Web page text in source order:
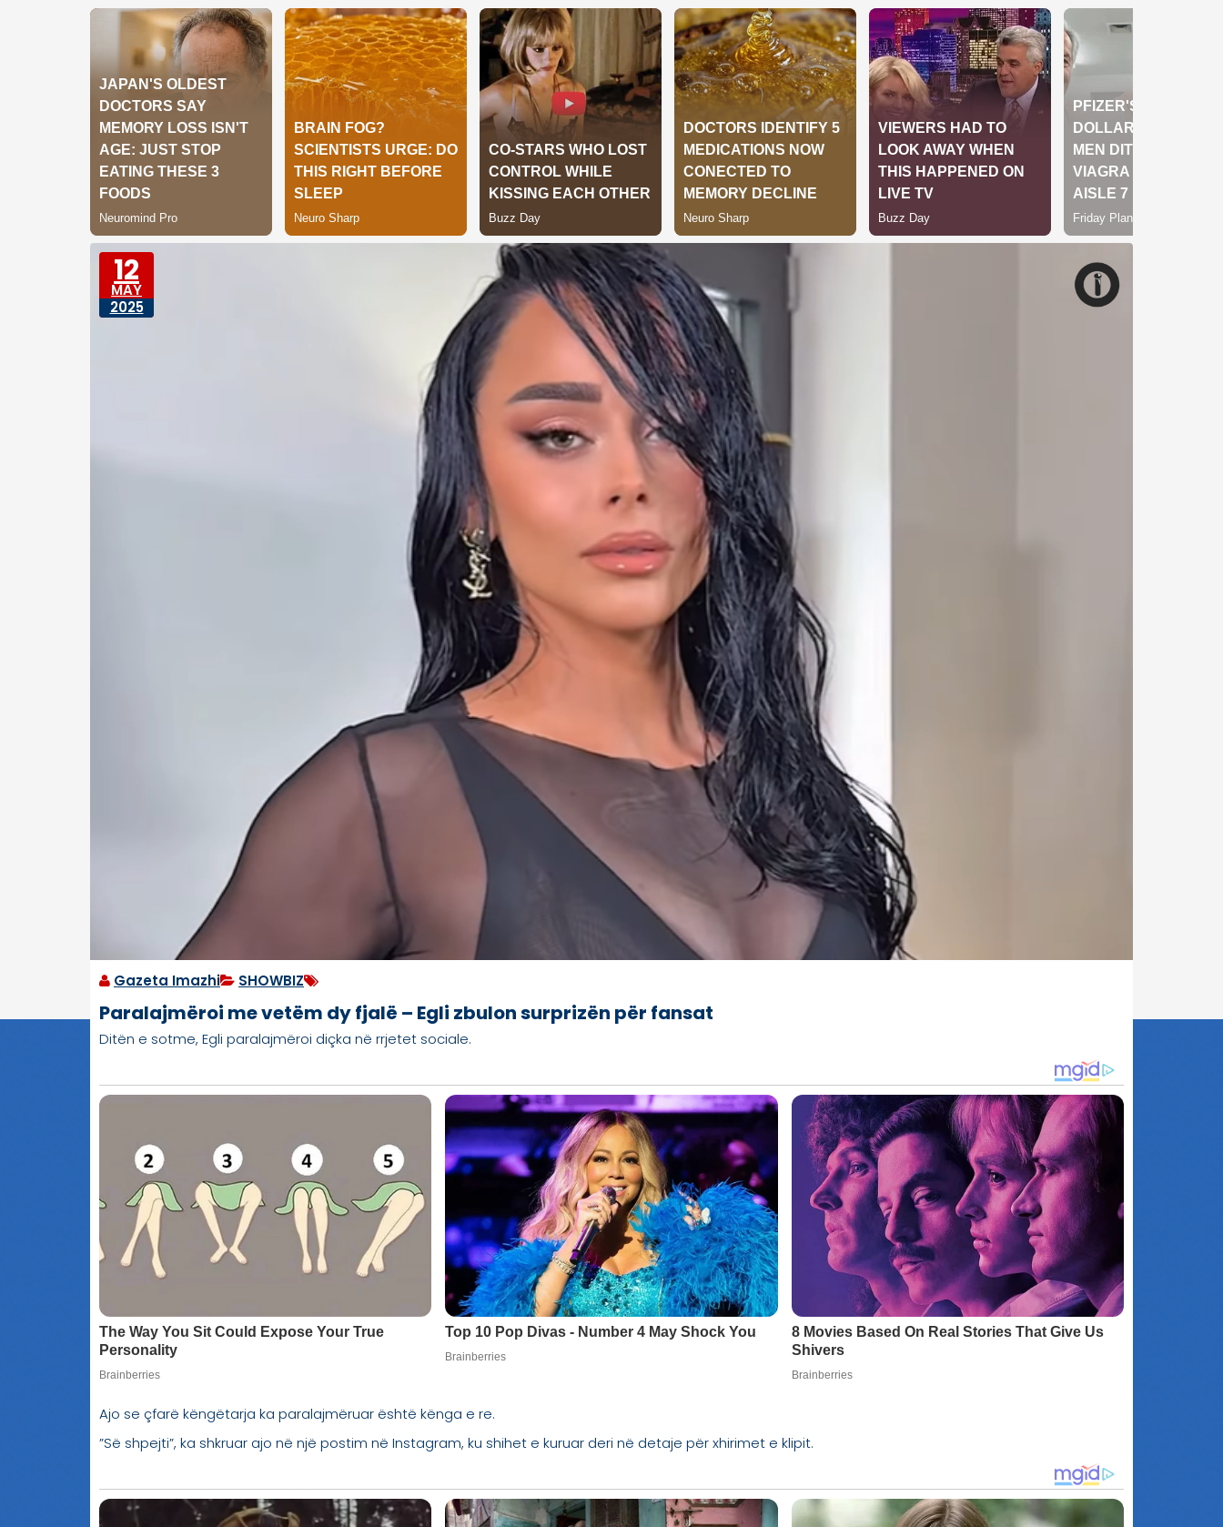
12
MAY
2025
Gazeta Imazhi SHOWBIZ
Paralajmëroi me vetëm dy fjalë – Egli zbulon surprizën për fansat
Ditën e sotme, Egli paralajmëroi diçka në rrjetet sociale.
Ajo se çfarë këngëtarja ka paralajmëruar është kënga e re.
”Së shpejti”, ka shkruar ajo në një postim në Instagram, ku shihet e kuruar deri në detaje për xhirimet e klipit.